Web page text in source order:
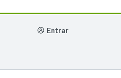
entrar